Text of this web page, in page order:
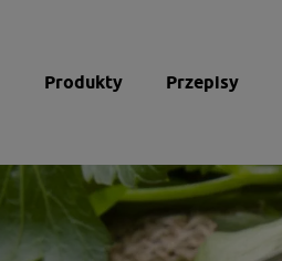
Produkty Przepisy